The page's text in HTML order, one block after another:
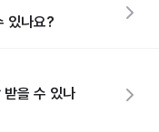
있나요?
받을 수 있나